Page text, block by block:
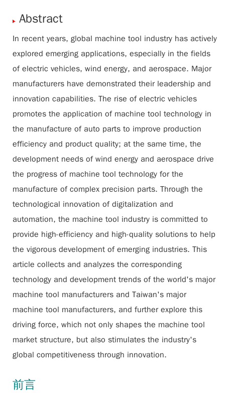
Abstract
In recent years, global machine tool industry has actively
explored emerging applications, especially in the fields
of electric vehicles, wind energy, and aerospace. Major
manufacturers have demonstrated their leadership and
innovation capabilities. The rise of electric vehicles
promotes the application of machine tool technology in
the manufacture of auto parts to improve production
efficiency and product quality; at the same time, the
development needs of wind energy and aerospace drive
the progress of machine tool technology for the
manufacture of complex precision parts. Through the
technological innovation of digitalization and
automation, the machine tool industry is committed to
provide high-efficiency and high-quality solutions to help
the vigorous development of emerging industries. This
article collects and analyzes the corresponding
technology and development trends of the world's major
machine tool manufacturers and Taiwan's major
machine tool manufacturers, and further explore this
driving force, which not only shapes the machine tool
market structure, but also stimulates the industry's
global competitiveness through innovation.
前言